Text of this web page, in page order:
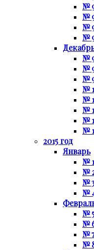
№
№
№
№
№
№
№
№
№
№
№
№
2015 год
Январь
№
№
№
№
№
№
№
№